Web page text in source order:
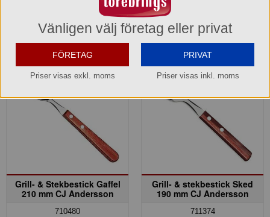
Bestick från CJA
Grill- & Stekbestick Gaffel
210 mm CJ Andersson
710480
Grill- & stekbestick Sked
190 mm CJ Andersson
711374
Vänligen välj företag eller privat
FÖRETAG
Priser visas exkl. moms
PRIVAT
Priser visas inkl. moms